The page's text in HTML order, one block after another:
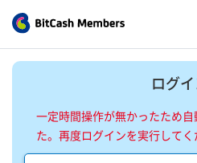
ログイ
一定時間操作が無かったため
た。再度ログインを実行してく